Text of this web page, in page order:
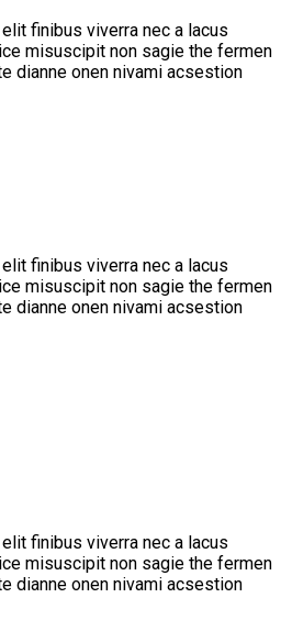
finibus viverra nec a lacus
misuscipit non sagie the fermen
dianne onen nivami acsestion
finibus viverra nec a lacus
misuscipit non sagie the fermen
dianne onen nivami acsestion
finibus viverra nec a lacus
misuscipit non sagie the fermen
dianne onen nivami acsestion